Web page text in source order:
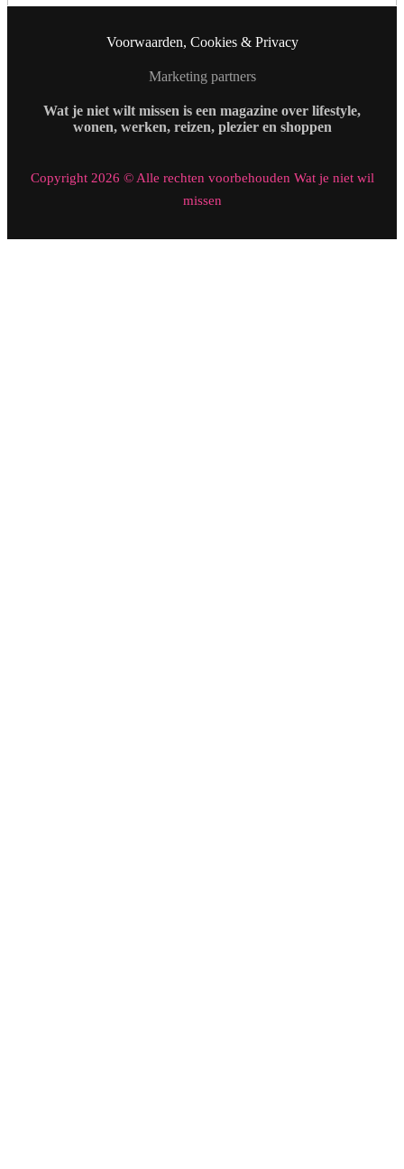
Voorwaarden, Cookies & Privacy
Marketing partners
Wat je niet wilt missen is een magazine over lifestyle,
wonen, werken, reizen, plezier en shoppen
Copyright 2026 © Alle rechten voorbehouden Wat je niet wil
missen